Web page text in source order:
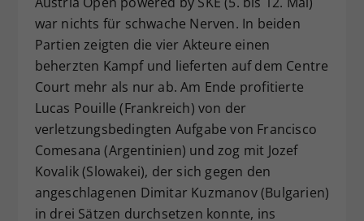
war nichts für schwache Nerven. In beiden
Partien zeigten die vier Akteure einen
beherzten Kampf und lieferten auf dem Centre
Court mehr als nur ab. Am Ende profitierte
Lucas Pouille (Frankreich) von der
verletzungsbedingten Aufgabe von Francisco
Comesana (Argentinien) und zog mit Jozef
Kovalik (Slowakei), der sich gegen den
angeschlagenen Dimitar Kuzmanov (Bulgarien)
in drei Sätzen durchsetzen konnte, ins
Zweck
Dieser Wert speichert Ihre Consent-
Einstellungen. Unter anderem eine
historische Speicherung Ihrer
vorgenommen Einstellungen, falls der
Webseiten-Betreiber dies eingestellt
hat.